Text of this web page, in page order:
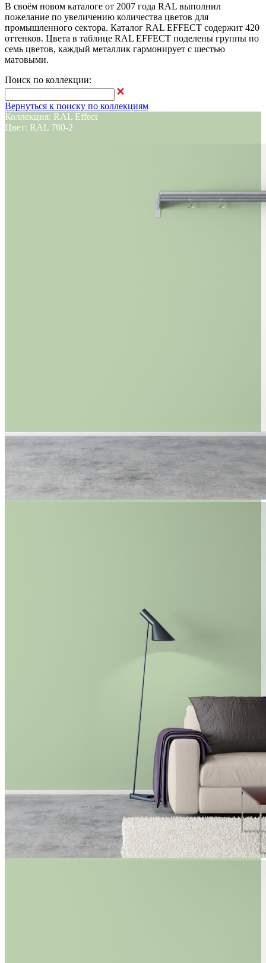
В своём новом каталоге от 2007 года RAL выполнил
пожелание по увеличению количества цветов для
промышленного сектора. Каталог RAL EFFECT содержит 420
оттенков. Цвета в таблице RAL EFFECT поделены группы по
семь цветов, каждый металлик гармонирует с шестью
матовыми.
Поиск по коллекции:
Вернуться к поиску по коллекциям
Коллекция: RAL Effect
Цвет: RAL 760-2